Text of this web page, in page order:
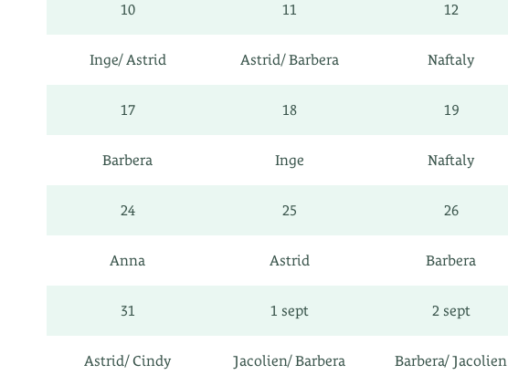
10 11 12
Inge/ Astrid Astrid/ Barbera Naftaly
17 18 19
Barbera Inge Naftaly
24 25 26
Anna Astrid Barbera
31 1 sept 2 sept
Astrid/ Cindy Jacolien/ Barbera Barbera/ Jacolien